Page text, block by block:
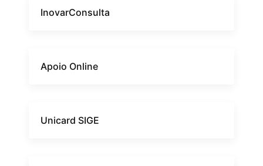
InovarConsulta
Apoio Online
Unicard SIGE